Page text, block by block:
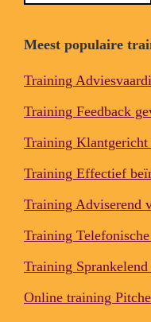
Meest populaire
Training
Training Feedback
Training Klantgericht
Training Effectief
Training Adviserend
Training
Training Sprankelend
Online training